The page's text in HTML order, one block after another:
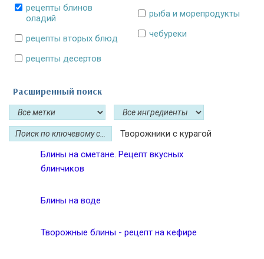
рецепты блинов
оладий
рецепты вторых блюд
рецепты десертов
рыба и морепродукты
чебуреки
Расширенный поиск
Творожники с курагой
Блины на сметане. Рецепт вкусных
блинчиков
Блины на воде
Творожные блины - рецепт на кефире